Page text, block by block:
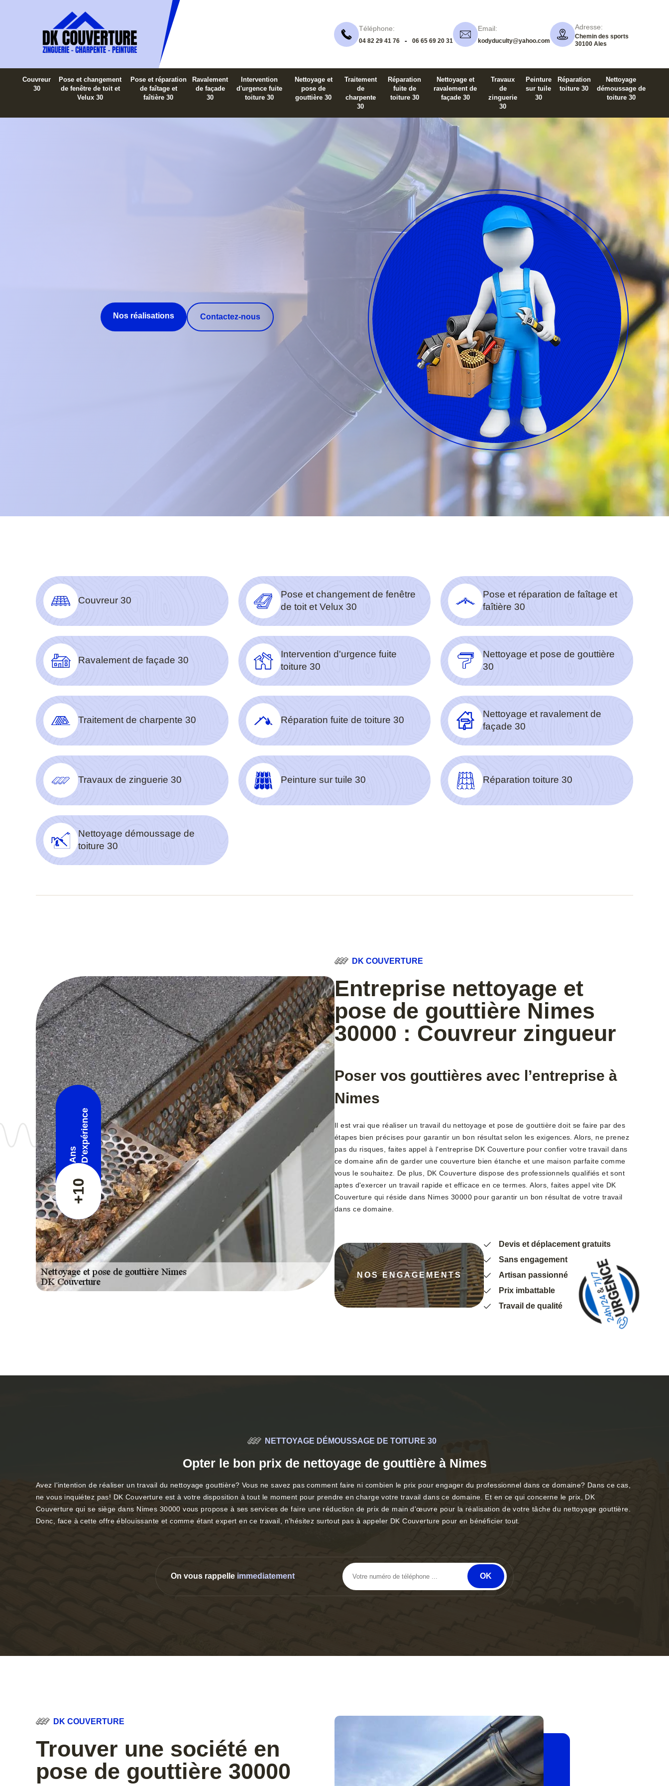
Téléphone:
04 82 29 41 76 - 06 65 69 20 31
Email:
kodyduculty@yahoo.com
Adresse:
Chemin des sports
30100 Ales
Couvreur
30
Pose et changement
de fenêtre de toit et
Velux 30
Pose et réparation
de faîtage et
faîtière 30
Ravalement
de façade
30
Intervention
d'urgence fuite
toiture 30
Nettoyage et
pose de
gouttière 30
Traitement
de
charpente
30
Réparation
fuite de
toiture 30
Nettoyage et
ravalement de
façade 30
Travaux
de
zinguerie
30
Peinture
sur tuile
30
Réparation
toiture 30
Nettoyage
démoussage de
toiture 30
Nos réalisations Contactez-nous
Couvreur 30
Pose et changement de fenêtre
de toit et Velux 30
Pose et réparation de faîtage et
faîtière 30
Ravalement de façade 30
Intervention d'urgence fuite
toiture 30
Nettoyage et pose de gouttière
30
Traitement de charpente 30 Réparation fuite de toiture 30
Nettoyage et ravalement de
façade 30
Travaux de zinguerie 30 Peinture sur tuile 30 Réparation toiture 30
Nettoyage démoussage de
toiture 30
+10
Ans D'expérience
DK COUVERTURE
Entreprise nettoyage et
pose de gouttière Nimes
30000 : Couvreur zingueur
Poser vos gouttières avec l’entreprise à
Nimes
Il est vrai que réaliser un travail du nettoyage et pose de gouttière doit se faire par des
étapes bien précises pour garantir un bon résultat selon les exigences. Alors, ne prenez
pas du risques, faites appel à l'entreprise DK Couverture pour confier votre travail dans
ce domaine afin de garder une couverture bien étanche et une maison parfaite comme
vous le souhaitez. De plus, DK Couverture dispose des professionnels qualifiés et sont
aptes d'exercer un travail rapide et efficace en ce termes. Alors, faites appel vite DK
Couverture qui réside dans Nimes 30000 pour garantir un bon résultat de votre travail
dans ce domaine.
NOS ENGAGEMENTS
Devis et déplacement gratuits
Sans engagement
Artisan passionné
Prix imbattable
Travail de qualité
NETTOYAGE DÉMOUSSAGE DE TOITURE 30
Opter le bon prix de nettoyage de gouttière à Nimes
Avez l'intention de réaliser un travail du nettoyage gouttière? Vous ne savez pas comment faire ni combien le prix pour engager du professionnel dans ce domaine? Dans ce cas,
ne vous inquiétez pas! DK Couverture est à votre disposition à tout le moment pour prendre en charge votre travail dans ce domaine. Et en ce qui concerne le prix, DK
Couverture qui se siège dans Nimes 30000 vous propose à ses services de faire une réduction de prix de main d'œuvre pour la réalisation de votre tâche du nettoyage gouttière.
Donc, face à cette offre éblouissante et comme étant expert en ce travail, n'hésitez surtout pas à appeler DK Couverture pour en bénéficier tout.
On vous rappelle immediatement
DK COUVERTURE
Trouver une société en
pose de gouttière 30000